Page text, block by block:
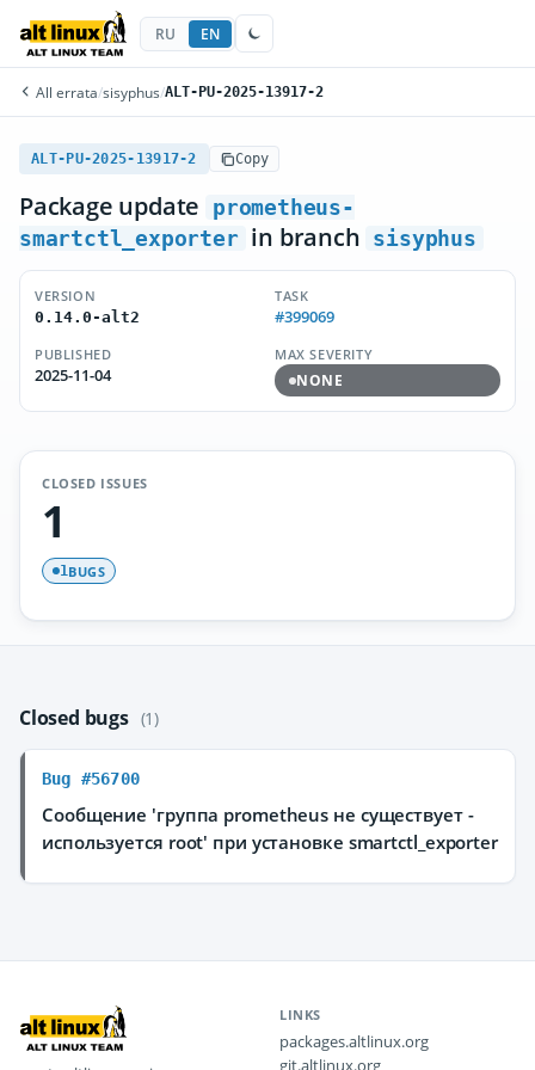
RU EN
All errata/sisyphus/ALT-PU-2025-13917-2
ALT-PU-2025-13917-2 Copy
Package update
prometheus-
smartctl_exporter in branch sisyphus
VERSION
0.14.0-alt2
TASK
#399069
PUBLISHED
2025-11-04
MAX SEVERITY
NONE
CLOSED ISSUES
1
1BUGS
Closed bugs (1)
Bug #56700
Сообщение 'группа prometheus не существует -
используется root' при установке smartctl_exporter
LINKS
packages.altlinux.org
git.altlinux.org